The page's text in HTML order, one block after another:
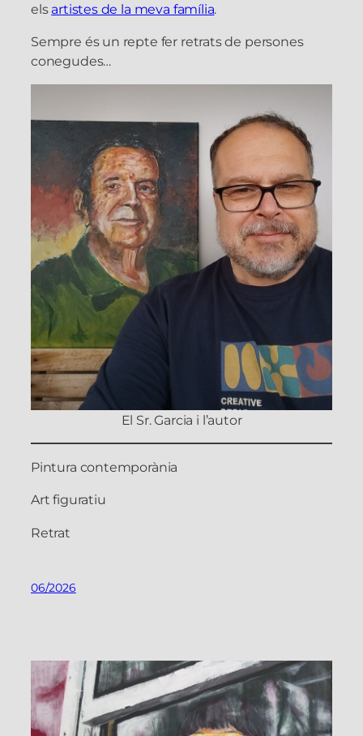
els artistes de la meva família.
Sempre és un repte fer retrats de persones
conegudes…
El Sr. Garcia i l’autor
Pintura contemporània
Art figuratiu
Retrat
06/2026